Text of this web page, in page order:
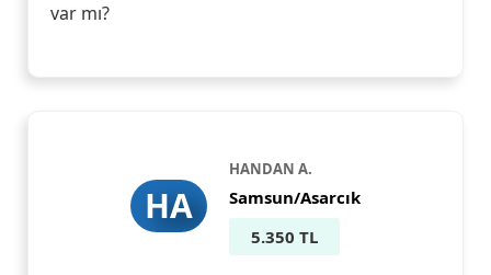
var mı?
HA
HANDAN A.
Samsun/Asarcık
5.350 TL